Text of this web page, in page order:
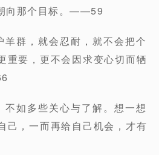
向那个目标。——59
群，就会忍耐，就不会把个
重要，更不会因求变心切而牺
如多些关心与了解。想一想
己，一而再给自己机会，才有